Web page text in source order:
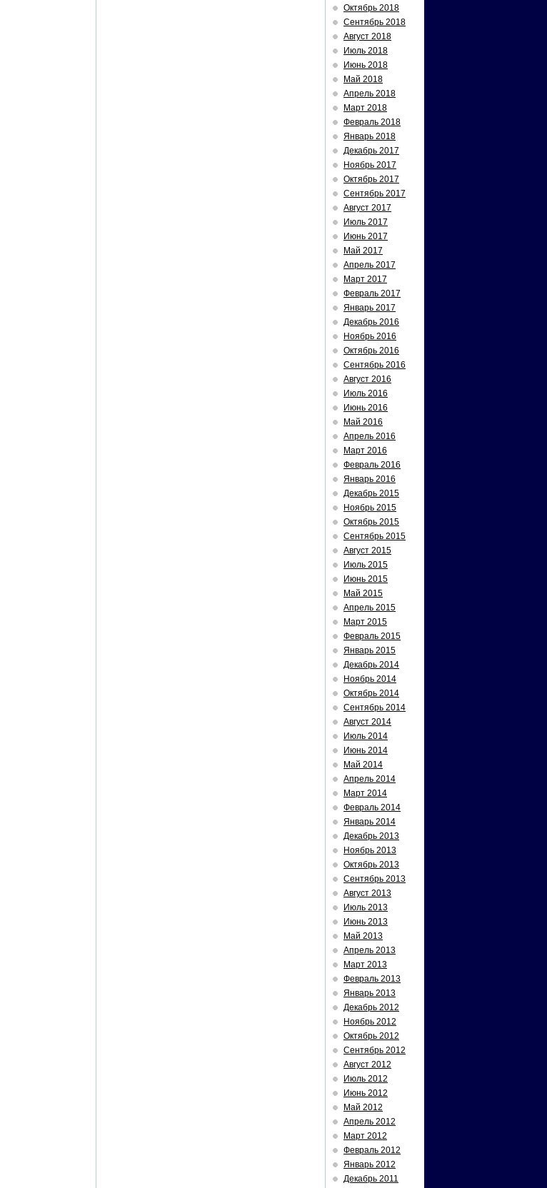
Октябрь 2018
Сентябрь 2018
Август 2018
Июль 2018
Июнь 2018
Май 2018
Апрель 2018
Март 2018
Февраль 2018
Январь 2018
Декабрь 2017
Ноябрь 2017
Октябрь 2017
Сентябрь 2017
Август 2017
Июль 2017
Июнь 2017
Май 2017
Апрель 2017
Март 2017
Февраль 2017
Январь 2017
Декабрь 2016
Ноябрь 2016
Октябрь 2016
Сентябрь 2016
Август 2016
Июль 2016
Июнь 2016
Май 2016
Апрель 2016
Март 2016
Февраль 2016
Январь 2016
Декабрь 2015
Ноябрь 2015
Октябрь 2015
Сентябрь 2015
Август 2015
Июль 2015
Июнь 2015
Май 2015
Апрель 2015
Март 2015
Февраль 2015
Январь 2015
Декабрь 2014
Ноябрь 2014
Октябрь 2014
Сентябрь 2014
Август 2014
Июль 2014
Июнь 2014
Май 2014
Апрель 2014
Март 2014
Февраль 2014
Январь 2014
Декабрь 2013
Ноябрь 2013
Октябрь 2013
Сентябрь 2013
Август 2013
Июль 2013
Июнь 2013
Май 2013
Апрель 2013
Март 2013
Февраль 2013
Январь 2013
Декабрь 2012
Ноябрь 2012
Октябрь 2012
Сентябрь 2012
Август 2012
Июль 2012
Июнь 2012
Май 2012
Апрель 2012
Март 2012
Февраль 2012
Январь 2012
Декабрь 2011